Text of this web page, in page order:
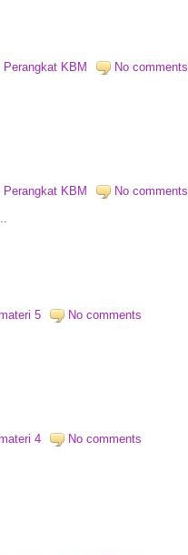
Perangkat KBM
No comments
Perangkat KBM
No comments
5
No comments
4
No comments